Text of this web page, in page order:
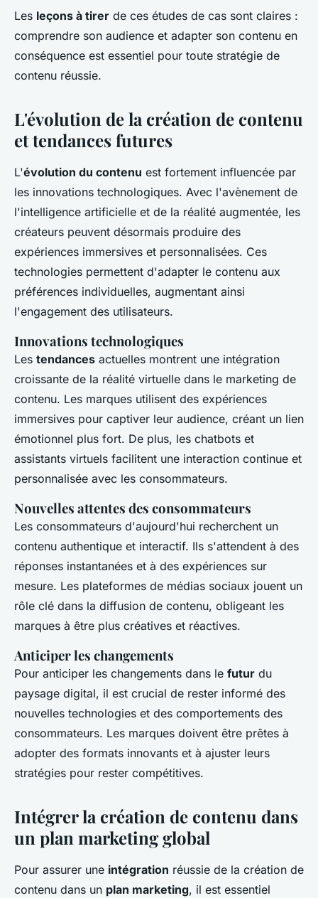
Les leçons à tirer de ces études de cas sont claires :
comprendre son audience et adapter son contenu en
conséquence est essentiel pour toute stratégie de
contenu réussie.
L'évolution de la création de contenu
et tendances futures
L'évolution du contenu est fortement influencée par
les innovations technologiques. Avec l'avènement de
l'intelligence artificielle et de la réalité augmentée, les
créateurs peuvent désormais produire des
expériences immersives et personnalisées. Ces
technologies permettent d'adapter le contenu aux
préférences individuelles, augmentant ainsi
l'engagement des utilisateurs.
Innovations technologiques
Les tendances actuelles montrent une intégration
croissante de la réalité virtuelle dans le marketing de
contenu. Les marques utilisent des expériences
immersives pour captiver leur audience, créant un lien
émotionnel plus fort. De plus, les chatbots et
assistants virtuels facilitent une interaction continue et
personnalisée avec les consommateurs.
Nouvelles attentes des consommateurs
Les consommateurs d'aujourd'hui recherchent un
contenu authentique et interactif. Ils s'attendent à des
réponses instantanées et à des expériences sur
mesure. Les plateformes de médias sociaux jouent un
rôle clé dans la diffusion de contenu, obligeant les
marques à être plus créatives et réactives.
Anticiper les changements
Pour anticiper les changements dans le futur du
paysage digital, il est crucial de rester informé des
nouvelles technologies et des comportements des
consommateurs. Les marques doivent être prêtes à
adopter des formats innovants et à ajuster leurs
stratégies pour rester compétitives.
Intégrer la création de contenu dans
un plan marketing global
Pour assurer une intégration réussie de la création de
contenu dans un plan marketing, il est essentiel